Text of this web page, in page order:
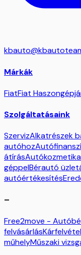
Márkák
FiatFiat
Szolgáltatásaink
SzervizAlkatrészek
autóhoz
átírásAutókozmetika
géppelBérautó
autóértékesítés
–
Free2move -
felvásárlásKárfelvétel
műhelyMűszaki